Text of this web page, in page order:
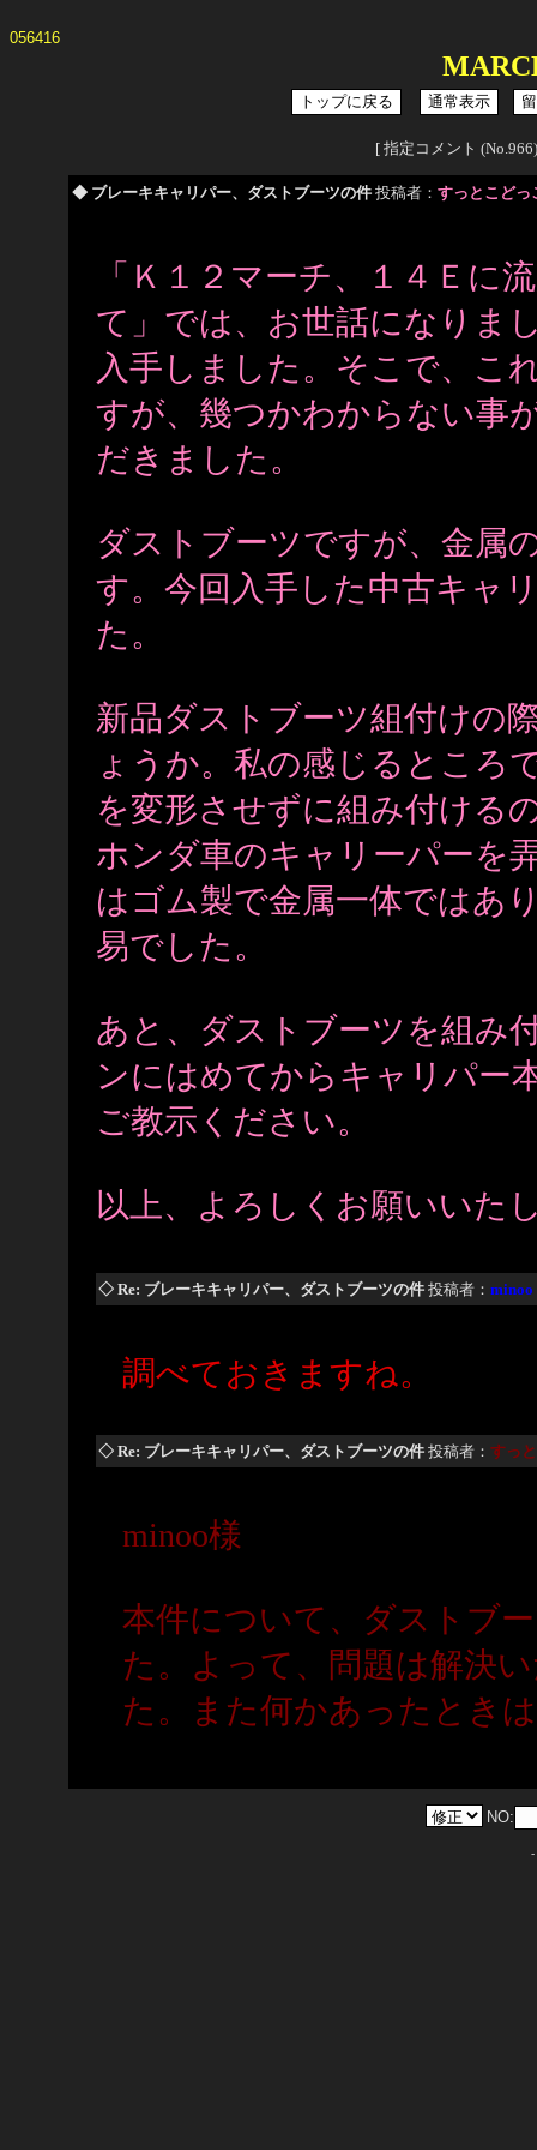
056416
[ 指定コメント
◆ ブレーキキャリパー、ダストブーツの件 投稿者： すっとこどっ
「Ｋ１２マーチ、１４Ｅに
て」では、お世話になりま
入手しました。そこで、こ
すが、幾つかわからない事
だきました。
ダストブーツですが、金属
す。今回入手した中古キャ
た。
新品ダストブーツ組付けの
ょうか。私の感じるところ
を変形させずに組み付ける
ホンダ車のキャリーパーを
はゴム製で金属一体ではあ
易でした。
あと、ダストブーツを組み
ンにはめてからキャリパー
ご教示ください。
以上、よろしくお願いいた
◇ Re: ブレーキキャリパー、ダストブーツの件 投稿者： minoo
調べておきますね。
◇ Re: ブレーキキャリパー、ダストブーツの件 投稿者： すっ
minoo様
本件について、ダストブ
た。よって、問題は解決
た。また何かあったとき
NO:
-